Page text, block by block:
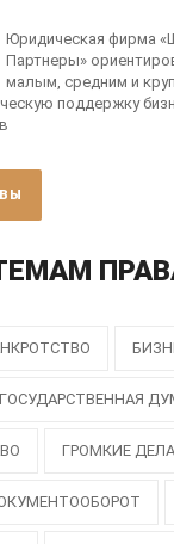
Юридическая фирма
Партнеры»
малым, средним и
поддержку
ГОСУДАРСТВЕННАЯ
ГРОМКИЕ ДЕЛА